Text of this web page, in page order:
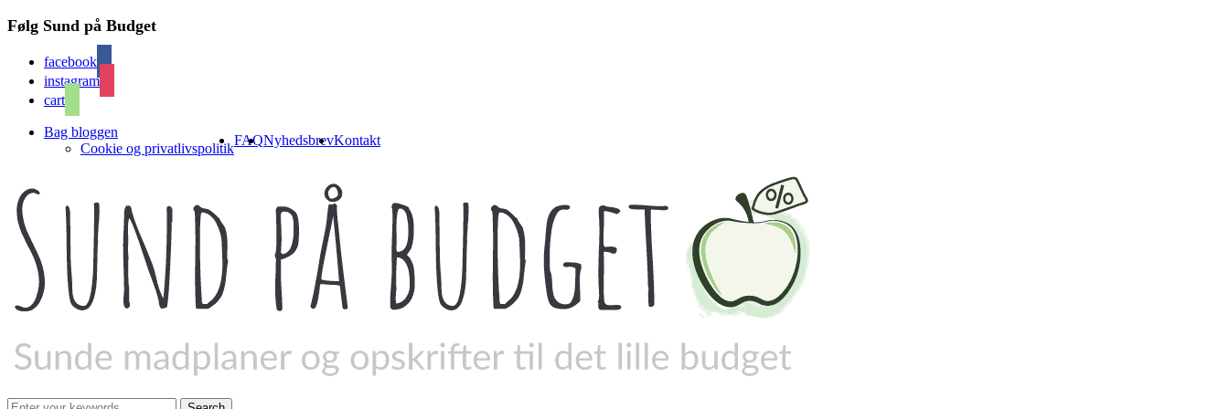
Følg Sund på Budget
facebook
instagram
cart
Bag bloggen
Cookie og privatlivspolitik
FAQNyhedsbrevKontakt